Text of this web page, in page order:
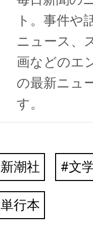
ト。事件や
ニュース、
画などのエ
の最新ニュ
す。
新潮社 文
単行本